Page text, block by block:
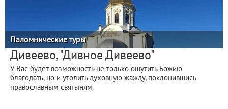
Паломнические туры
Дивеево, "Дивное Дивеево"
У Вас будет возможность не только ощутить Божию
благодать, но и утолить духовную жажду, поклонившись
православным святыням.